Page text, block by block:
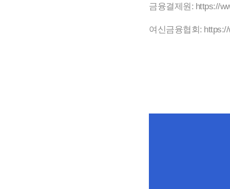
금융결제원: https://
여신금융협회: